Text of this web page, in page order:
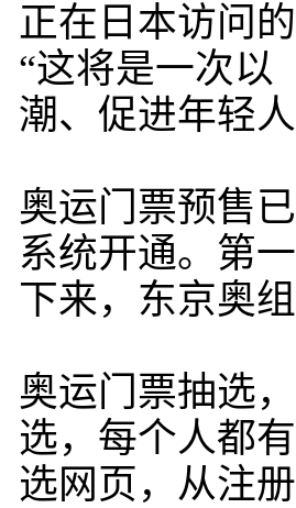
正在日本访问
“这将是一次以
潮、促进年轻
奥运门票预售
系统开通。第
下来，东京奥
奥运门票抽选
选，每个人都
选网页，从注